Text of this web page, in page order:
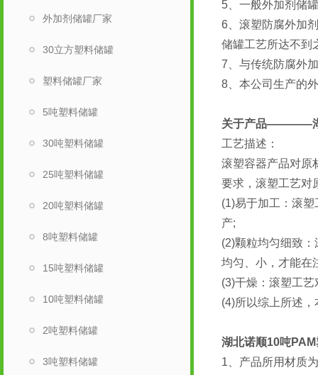
外加剂储罐厂家
30立方塑料储罐
塑料储罐厂家
5吨塑料储罐
30吨塑料储罐
25吨塑料储罐
20吨塑料储罐
8吨塑料储罐
15吨塑料储罐
10吨塑料储罐
2吨塑料储罐
3吨塑料储罐
5、一般外加剂储
6、滚塑防腐外加
储罐工艺所达不到
7、与传统防腐外
8、本公司生产的
关于产品————
工艺描述：
滚塑容器产品对原
要求，滚塑工艺对
(1)易于加工：滚
产;
(2)颗粒均匀细致
均匀、小，才能在
(3)干燥：滚塑工
(4)所以综上所述
湖北诺顺10吨
1、产品所用材质